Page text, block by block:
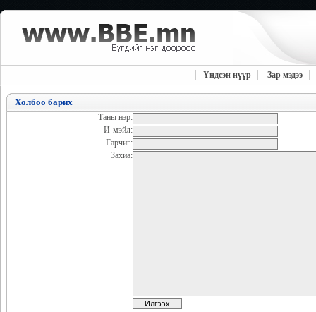
Үндсэн нүүр Зар мэдээ
Холбоо барих
Таны нэр:
И-мэйл:
Гарчиг:
Захиа: